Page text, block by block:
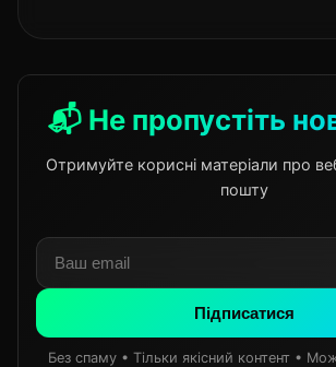
📬 Не пропустіть
Отримуйте корисні матеріали про
пошту
Підписатися
Без спаму • Тільки якісний контент •